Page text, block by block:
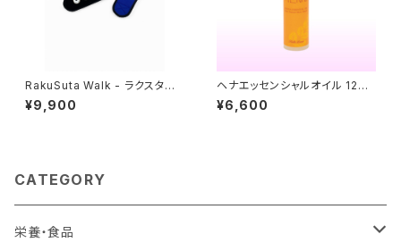
RakuSuta Walk - ラクスタウォ
ーク -
¥9,900
ヘナエッセンシャルオイル 120
ml
¥6,600
CATEGORY
栄養・食品